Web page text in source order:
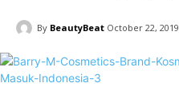
By BeautyBeat October 22, 2019